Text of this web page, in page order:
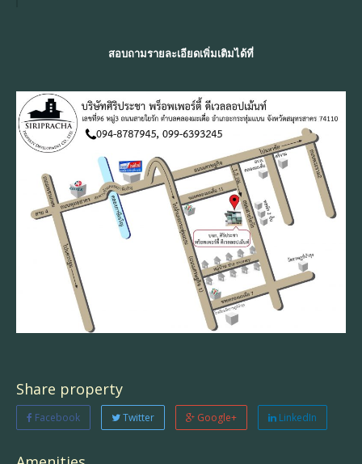
สอบถามรายละเอียดเพิ่มเติมได้ที่
Share property
Facebook Twitter Google+ LinkedIn